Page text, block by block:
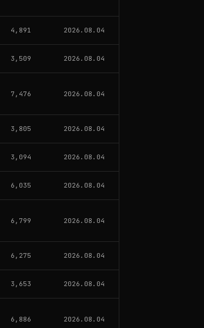
4,891 2026.08.04
3,509 2026.08.04
7,476 2026.08.04
3,805 2026.08.04
3,094 2026.08.04
6,035 2026.08.04
6,799 2026.08.04
6,275 2026.08.04
3,653 2026.08.04
6,886 2026.08.04